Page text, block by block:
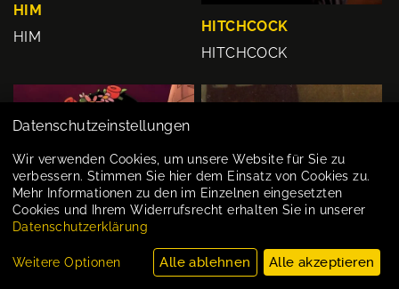
HIM
HIM
HITCHCOCK
HITCHCOCK
Datenschutzeinstellungen
Wir verwenden Cookies, um unsere Website für Sie zu
verbessern. Stimmen Sie hier dem Einsatz von Cookies zu.
Mehr Informationen zu den im Einzelnen eingesetzten
Cookies und Ihrem Widerrufsrecht erhalten Sie in unserer
Datenschutzerklärung
Weitere Optionen Alle ablehnen Alle akzeptieren